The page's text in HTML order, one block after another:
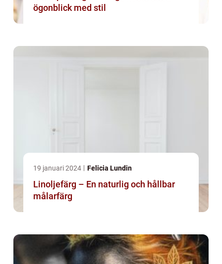
ögonblick med stil
19 januari 2024 Felicia Lundin
Linoljefärg – En naturlig och hållbar
målarfärg